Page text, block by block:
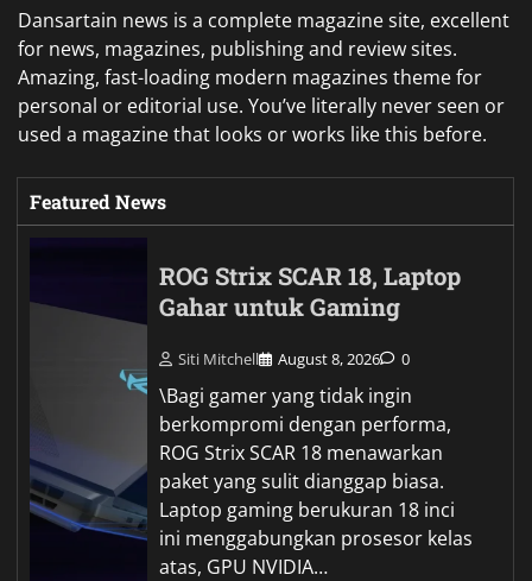
Dansartain news is a complete magazine site, excellent
for news, magazines, publishing and review sites.
Amazing, fast-loading modern magazines theme for
personal or editorial use. You’ve literally never seen or
used a magazine that looks or works like this before.
Featured News
ROG Strix SCAR 18, Laptop
Gahar untuk Gaming
Siti Mitchell August 8, 2026 0
\Bagi gamer yang tidak ingin
berkompromi dengan performa,
ROG Strix SCAR 18 menawarkan
paket yang sulit dianggap biasa.
Laptop gaming berukuran 18 inci
ini menggabungkan prosesor kelas
atas, GPU NVIDIA…